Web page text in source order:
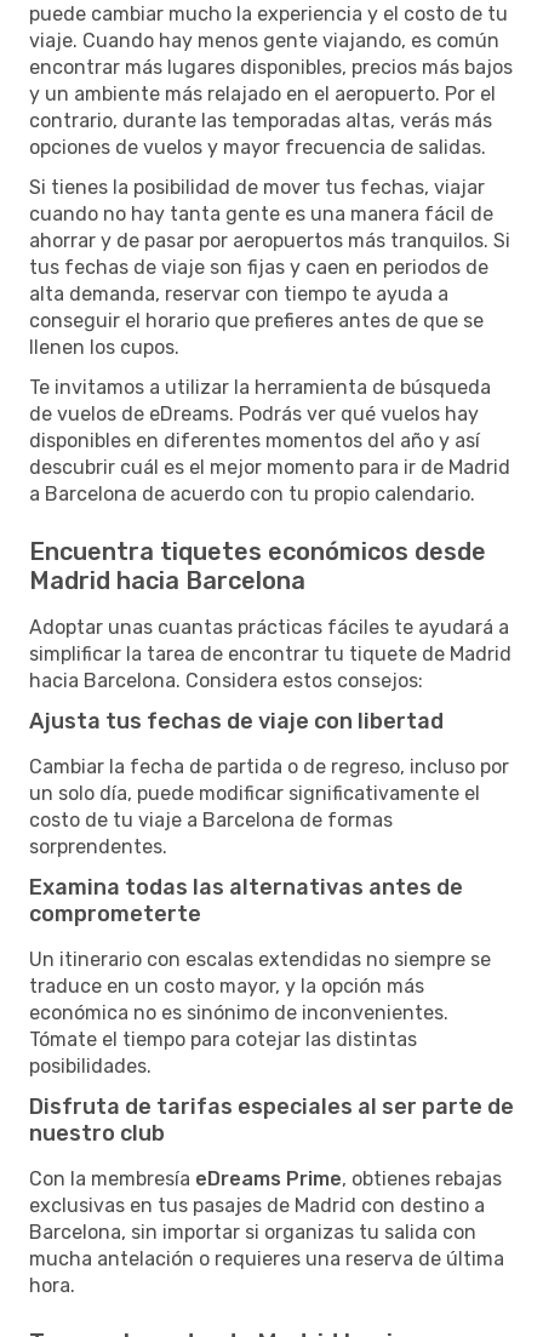
puede cambiar mucho la experiencia y el costo de tu
viaje. Cuando hay menos gente viajando, es común
encontrar más lugares disponibles, precios más bajos
y un ambiente más relajado en el aeropuerto. Por el
contrario, durante las temporadas altas, verás más
opciones de vuelos y mayor frecuencia de salidas.
Si tienes la posibilidad de mover tus fechas, viajar
cuando no hay tanta gente es una manera fácil de
ahorrar y de pasar por aeropuertos más tranquilos. Si
tus fechas de viaje son fijas y caen en periodos de
alta demanda, reservar con tiempo te ayuda a
conseguir el horario que prefieres antes de que se
llenen los cupos.
Te invitamos a utilizar la herramienta de búsqueda
de vuelos de eDreams. Podrás ver qué vuelos hay
disponibles en diferentes momentos del año y así
descubrir cuál es el mejor momento para ir de Madrid
a Barcelona de acuerdo con tu propio calendario.
Encuentra tiquetes económicos desde
Madrid hacia Barcelona
Adoptar unas cuantas prácticas fáciles te ayudará a
simplificar la tarea de encontrar tu tiquete de Madrid
hacia Barcelona. Considera estos consejos:
Ajusta tus fechas de viaje con libertad
Cambiar la fecha de partida o de regreso, incluso por
un solo día, puede modificar significativamente el
costo de tu viaje a Barcelona de formas
sorprendentes.
Examina todas las alternativas antes de
comprometerte
Un itinerario con escalas extendidas no siempre se
traduce en un costo mayor, y la opción más
económica no es sinónimo de inconvenientes.
Tómate el tiempo para cotejar las distintas
posibilidades.
Disfruta de tarifas especiales al ser parte de
nuestro club
Con la membresía eDreams Prime, obtienes rebajas
exclusivas en tus pasajes de Madrid con destino a
Barcelona, sin importar si organizas tu salida con
mucha antelación o requieres una reserva de última
hora.